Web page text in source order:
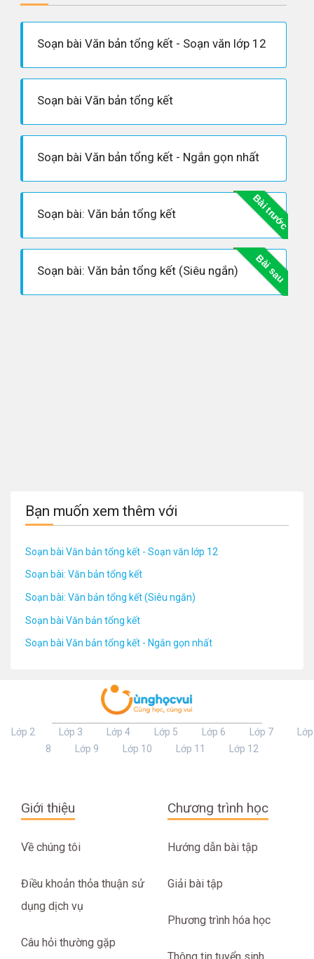
Soạn bài Văn bản tổng kết - Soạn văn lớp 12
Soạn bài Văn bản tổng kết
Soạn bài Văn bản tổng kết - Ngắn gọn nhất
Bài trước
Soạn bài: Văn bản tổng kết
Bài sau
Soạn bài: Văn bản tổng kết (Siêu ngắn)
Bạn muốn xem thêm với
Soạn bài Văn bản tổng kết - Soạn văn lớp 12
Soạn bài: Văn bản tổng kết
Soạn bài: Văn bản tổng kết (Siêu ngắn)
Soạn bài Văn bản tổng kết
Soạn bài Văn bản tổng kết - Ngắn gọn nhất
Lớp 2 Lớp 3 Lớp 4 Lớp 5 Lớp 6 Lớp 7
Lớp
8
Lớp 9 Lớp 10 Lớp 11 Lớp 12
Giới thiệu
Về chúng tôi
Điều khoản thỏa thuận sử
dụng dịch vụ
Câu hỏi thường gặp
Chương trình học
Hướng dẫn bài tập
Giải bài tập
Phương trình hóa học